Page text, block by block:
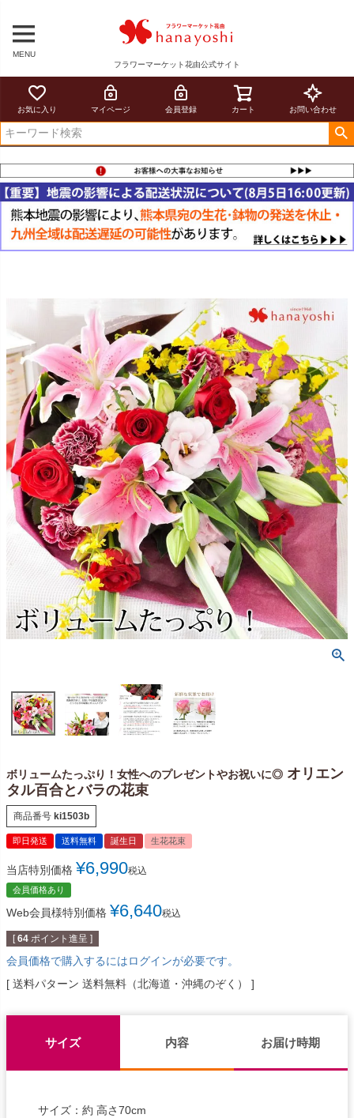
MENU
フラワーマーケット花由公式サイト
お気に入り マイページ 会員登録 カート お問い合わせ
ボリュームたっぷり！女性へのプレゼントやお祝いに◎ オリエン
タル百合とバラの花束
商品番号 ki1503b
即日発送 送料無料 誕生日 生花花束
当店特別価格 ¥6,990税込
会員価格あり
Web会員様特別価格 ¥6,640税込
[ 64 ポイント進呈 ]
会員価格で購入するにはログインが必要です。
送料パターン 送料無料（北海道・沖縄のぞく）
サイズ 内容 お届け時期
サイズ：約 高さ70cm